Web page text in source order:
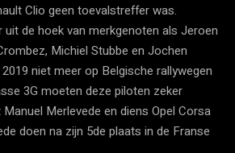
Clio geen toevalstreffer was.
de hoek van merkgenoten als Jeroen
Michiel Stubbe en Jochen
niet meer op Belgische rallywegen
3G moeten deze piloten zeker
Merlevede en diens Opel Corsa
doen na zijn 5de plaats in de Franse